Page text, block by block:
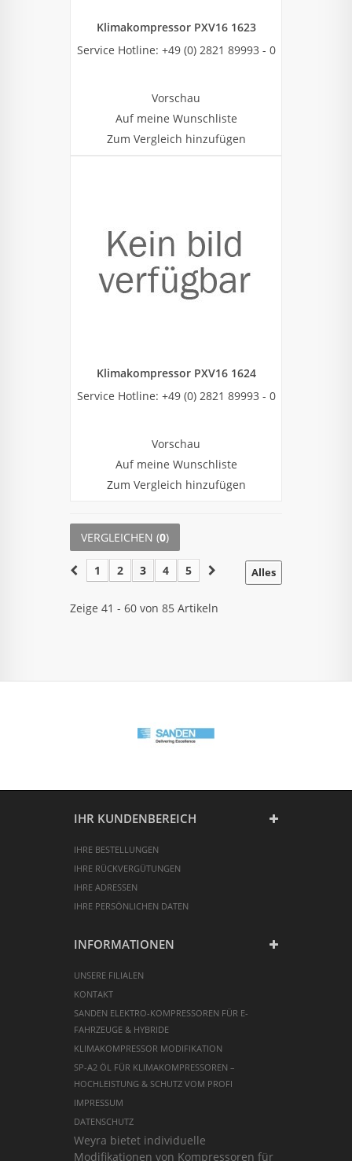
Klimakompressor PXV16 1623
Service Hotline: +49 (0) 2821 89993 - 0
Vorschau
Auf meine Wunschliste
Zum Vergleich hinzufügen
Klimakompressor PXV16 1624
Service Hotline: +49 (0) 2821 89993 - 0
Vorschau
Auf meine Wunschliste
Zum Vergleich hinzufügen
VERGLEICHEN (0)
Alles
1 2 3 4 5
Zeige 41 - 60 von 85 Artikeln
IHR KUNDENBEREICH
IHRE BESTELLUNGEN
IHRE RÜCKVERGÜTUNGEN
IHRE ADRESSEN
IHRE PERSÖNLICHEN DATEN
INFORMATIONEN
UNSERE FILIALEN
KONTAKT
SANDEN ELEKTRO-KOMPRESSOREN FÜR E-
FAHRZEUGE & HYBRIDE
KLIMAKOMPRESSOR MODIFIKATION
SP-A2 ÖL FÜR KLIMAKOMPRESSOREN –
HOCHLEISTUNG & SCHUTZ VOM PROFI
IMPRESSUM
DATENSCHUTZ
Weyra bietet individuelle
Modifikationen von Kompressoren für